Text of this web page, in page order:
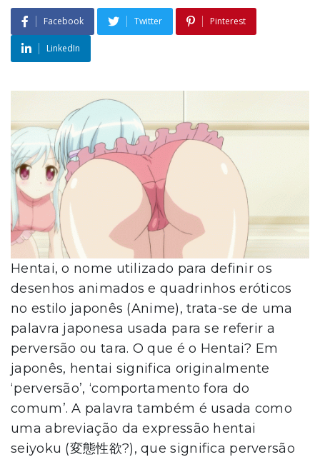
Facebook Twitter Pinterest
LinkedIn
Hentai, o nome utilizado para definir os
desenhos animados e quadrinhos eróticos
no estilo japonês (Anime), trata-se de uma
palavra japonesa usada para se referir a
perversão ou tara. O que é o Hentai? Em
japonês, hentai significa originalmente
‘perversão’, ‘comportamento fora do
comum’. A palavra também é usada como
uma abreviação da expressão hentai
seiyoku (変態性欲?), que significa perversão